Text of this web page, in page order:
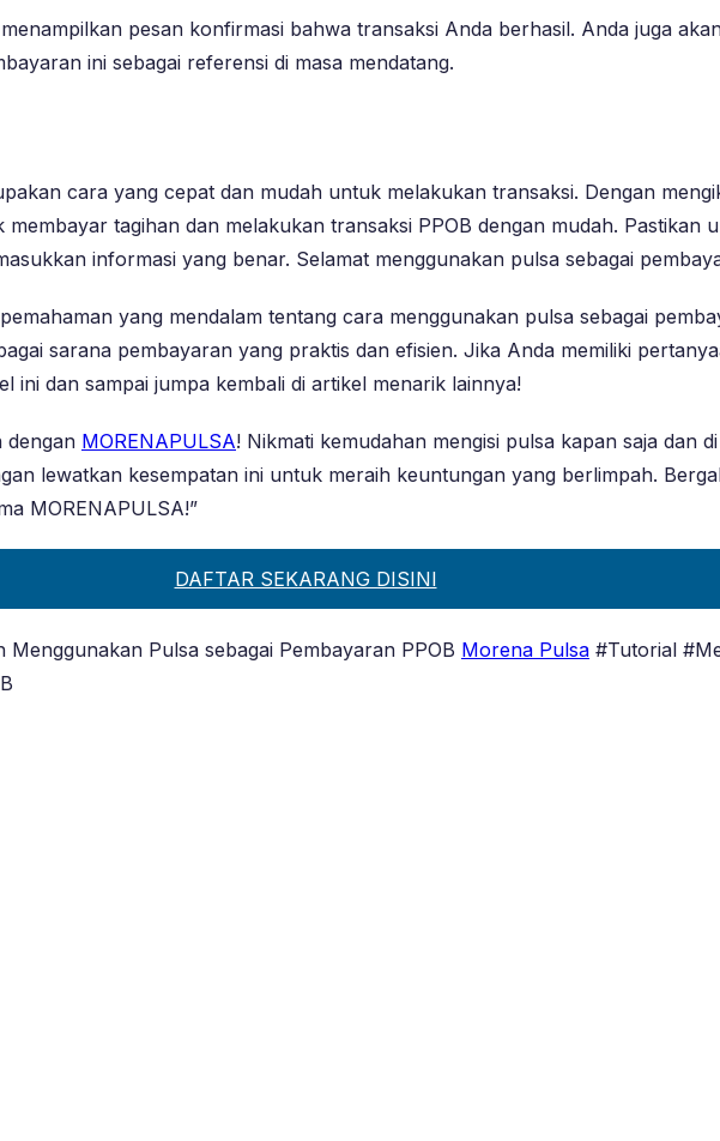
pesan konfirmasi bahwa transaksi Anda berhasil. Anda juga
ini sebagai referensi di masa mendatang.
cara yang cepat dan mudah untuk melakukan transaksi. Dengan
tagihan dan melakukan transaksi PPOB dengan mudah. Pastikan
informasi yang benar. Selamat menggunakan pulsa sebagai
yang mendalam tentang cara menggunakan pulsa sebagai
sarana pembayaran yang praktis dan efisien. Jika Anda memiliki
ini dan sampai jumpa kembali di artikel menarik lainnya!
dengan MORENAPULSA! Nikmati kemudahan mengisi pulsa kapan saja dan
lewatkan kesempatan ini untuk meraih keuntungan yang berlimpah.
MORENAPULSA!”
DAFTAR SEKARANG DISINI
Pulsa sebagai Pembayaran PPOB Morena Pulsa #Tutorial